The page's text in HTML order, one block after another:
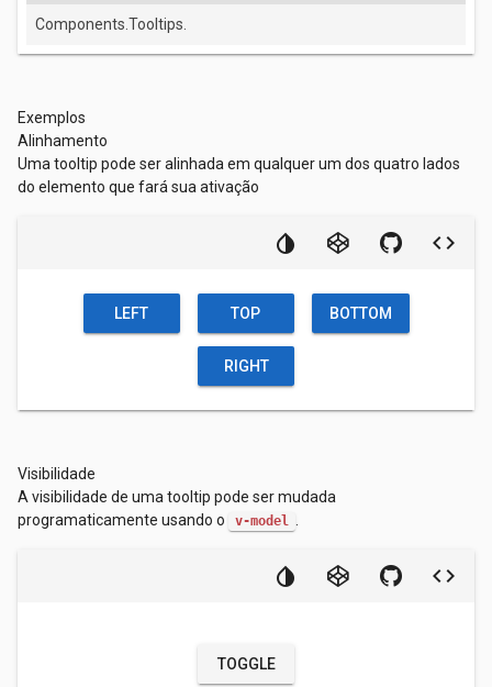
Components.Tooltips.
Exemplos
Alinhamento
Uma tooltip pode ser alinhada em qualquer um dos quatro lados
do elemento que fará sua ativação
LEFT TOP BOTTOM
RIGHT
Visibilidade
A visibilidade de uma tooltip pode ser mudada
programaticamente usando o
v-model
TOGGLE